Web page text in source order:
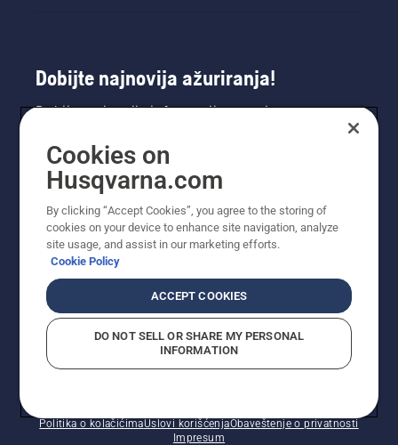
Dobijte najnovija ažuriranja!
Dobijte najnovije informacije o novim
proizvodima, specijalnim ponudama i još mnogo
toga. Prijavite se na naš bilten ovdje.
Politika o kolačićimaUslovi korišćenjaObaveštenje o privatnosti
Impresum
Cookies on
Husqvarna.com
By clicking “Accept Cookies”, you agree to the storing of
cookies on your device to enhance site navigation, analyze
site usage, and assist in our marketing efforts.
Cookie Policy
ACCEPT COOKIES
DO NOT SELL OR SHARE MY PERSONAL
INFORMATION